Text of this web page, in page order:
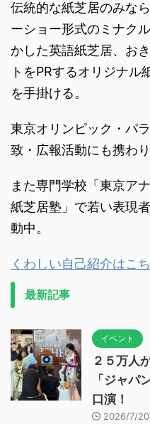
伝統的な紙芝居のみな
ーショー形式のミナク
かした英語紙芝居、お
トをPRするオリジナ
を手掛ける。
東京オリンピック・パ
致・広報活動にも携わ
また専門学校「東京ア
紙芝居塾」で若い表現
動中。
くわしい自己紹介はこ
最新記事
イベント
２５万人
「ジャ
口演！
2026/7/20